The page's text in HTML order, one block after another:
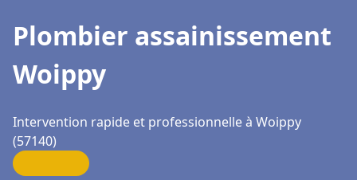
Plombier assainissement
Woippy
Intervention rapide et professionnelle à Woippy
(57140)